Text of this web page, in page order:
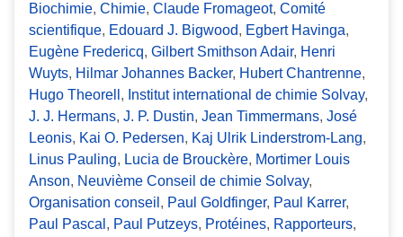
Biochimie, Chimie, Claude Fromageot, Comité
scientifique, Edouard J. Bigwood, Egbert Havinga,
Eugène Fredericq, Gilbert Smithson Adair, Henri
Wuyts, Hilmar Johannes Backer, Hubert Chantrenne,
Hugo Theorell , Institut international de chimie Solvay,
J. J. Hermans, J. P. Dustin, Jean Timmermans, José
Leonis, Kai O. Pedersen, Kaj Ulrik Linderstrom-Lang,
Linus Pauling, Lucia de Brouckère, Mortimer Louis
Anson, Neuvième Conseil de chimie Solvay,
Organisation conseil , Paul Goldfinger, Paul Karrer,
Paul Pascal , Paul Putzeys, Protéines, Rapporteurs,